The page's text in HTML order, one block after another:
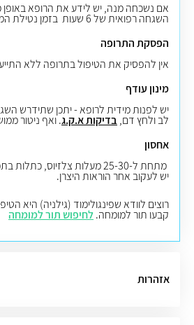
אם נשכחה מנה, יש לידע את הרופא באופן
השגחה רפואית של 6 שעות בזמן נטילת המנה הבאה
הפסקת התרופה
אין להפסיק את הטיפול בתרופה ללא
מינון עודף
יש לפנות מידית לרופא - יתכן שתידרש
לב ולחץ דם, בדיקות א.ק.ג. ואף ניטור
אחסון
מתחת ל-25-30 מעלות צלזיוס,
יש לעקוב אחר הוראות היצרן.
רוצים לוודא שפינגולימוד (גילניה) היא
קבעו תור למומחה.לחיפוש תור למומחה
אזהרות